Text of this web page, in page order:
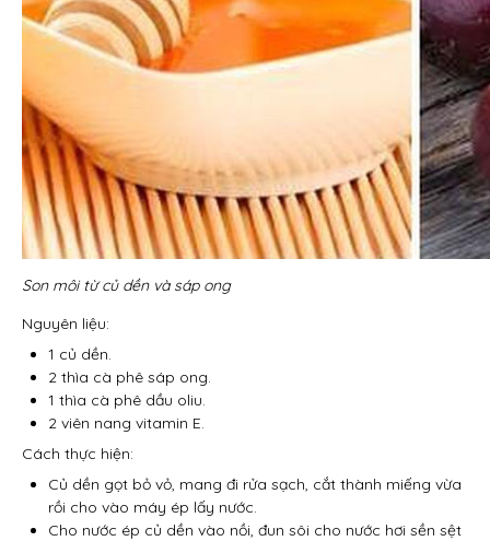
Son môi từ củ dền và sáp ong
Nguyên liệu:
1 củ dền.
2 thìa cà phê sáp ong.
1 thìa cà phê dầu oliu.
2 viên nang vitamin E.
Cách thực hiện:
Củ dền gọt bỏ vỏ, mang đi rửa sạch, cắt thành miếng vừa
rồi cho vào máy ép lấy nước.
Cho nước ép củ dền vào nồi, đun sôi cho nước hơi sền sệt